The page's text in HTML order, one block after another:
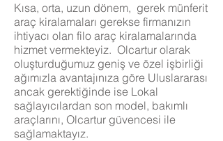
Kısa, orta, uzun dönem, gerek münferit
araç kiralamaları gerekse firmanızın
ihtiyacı olan filo araç kiralamalarında
hizmet vermekteyiz. Olcartur olarak
oluşturduğumuz geniş ve özel işbirliği
ağımızla avantajınıza göre Uluslararası
ancak gerektiğinde ise Lokal
sağlayıcılardan son model, bakımlı
araçlarını, Olcartur güvencesi ile
sağlamaktayız.